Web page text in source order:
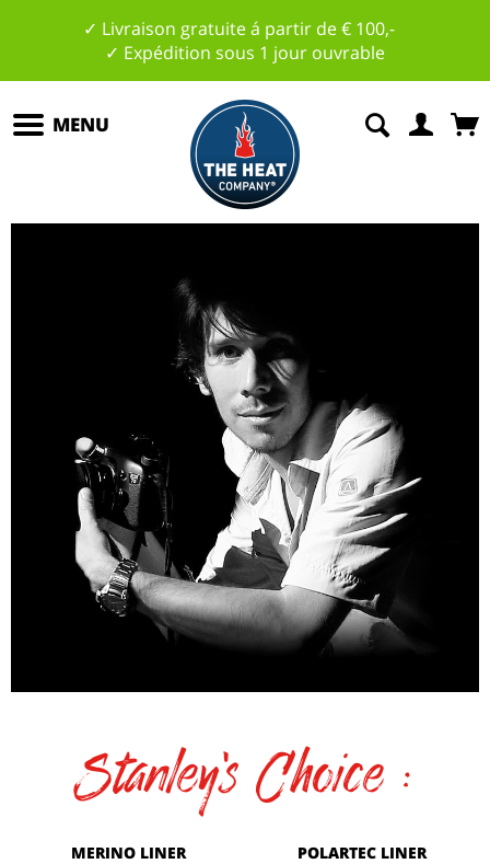
✓ Livraison gratuite á partir de € 100,-
✓ Expédition sous 1 jour ouvrable
MENU
Stanley's Choice :
MERINO LINER POLARTEC LINER